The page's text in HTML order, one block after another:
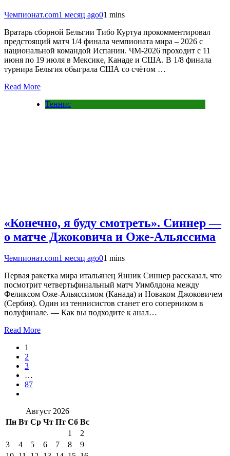
Чемпионат.com1 месяц ago01 mins
Вратарь сборной Бельгии Тибо Куртуа прокомментировал
предстоящий матч 1/4 финала чемпионата мира – 2026 с
национальной командой Испании. ЧМ-2026 проходит с 11
июня по 19 июля в Мексике, Канаде и США. В 1/8 финала
турнира Бельгия обыграла США со счётом …
Read More
Теннис
«Конечно, я буду смотреть». Синнер —
о матче Джоковича и Оже-Альяссима
Чемпионат.com1 месяц ago01 mins
Первая ракетка мира итальянец Янник Синнер рассказал, что
посмотрит четвертьфинальный матч Уимблдона между
Феликсом Оже-Альяссимом (Канада) и Новаком Джоковичем
(Сербия). Один из теннисистов станет его соперником в
полуфинале. — Как вы подходите к анал…
Read More
1
2
3
…
87
Август 2026
Пн Вт Ср Чт Пт Сб Вс
1
2
3
4 5 6 7 8
9